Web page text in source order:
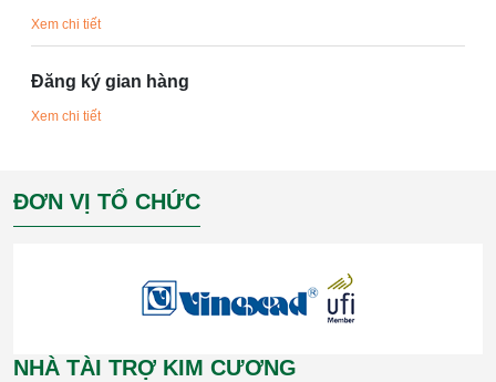
Xem chi tiết
Đăng ký gian hàng
Xem chi tiết
ĐƠN VỊ TỔ CHỨC
NHÀ TÀI TRỢ KIM CƯƠNG